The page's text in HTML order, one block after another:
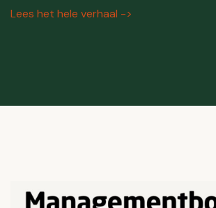
Lees het hele verhaal ->